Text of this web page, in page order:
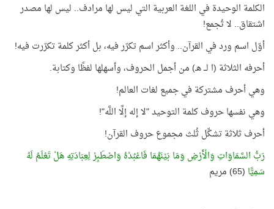
الكلمة الوحيدة في اللغة العربية التي ليس لها مرادف.. ليس لها مصدر
اشتقاق.. لا تُجمع!
أوّل اسم ورد في القرآن.. وأكثر اسم تكرّر فيه، بل أكثر كلمة تكرّرت فيه!
أحرفه الثلاثة (ا لــ هـ) من أجمل الحروف، وأسهلها لفظًا وكتابة.
وهي أحرف مشتركة في جميع لغات العالم!
وهي نفسها حروف كلمة التوحيد "لا إله إلَّا اللَّه"!
أحرف ثلاثة تشكِّل ثُلث مجموع حروف القرآن!
رَبُّ السَّمَاوَاتِ وَالْأَرْضِ وَمَا بَيْنَهُمَا فَاعْبُدْهُ وَاصْطَبِرْ لِعِبَادَتِهِ هَلْ تَعْلَمُ لَهُ
سَمِيًّا (65) مريم